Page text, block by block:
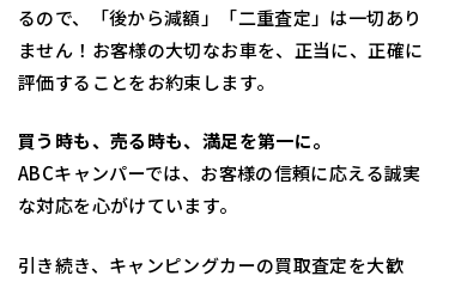
るので、「後から減額」「二重査定」は一切あり
ません！お客様の大切なお車を、正当に、 正確に
評価することをお約束します。
買う時も、売る時も、満足を第一に。
ABCキャンパーでは、 お客様の信頼に応える誠実
な対応を心がけています。
引き続き、キャンピングカーの買取査定を大歓